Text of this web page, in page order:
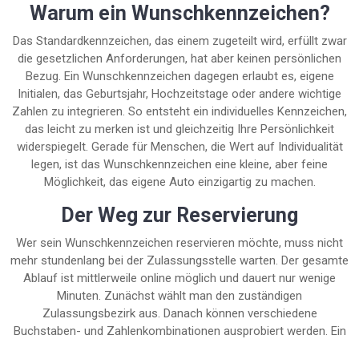
Warum ein Wunschkennzeichen?
Das Standardkennzeichen, das einem zugeteilt wird, erfüllt zwar
die gesetzlichen Anforderungen, hat aber keinen persönlichen
Bezug. Ein Wunschkennzeichen dagegen erlaubt es, eigene
Initialen, das Geburtsjahr, Hochzeitstage oder andere wichtige
Zahlen zu integrieren. So entsteht ein individuelles Kennzeichen,
das leicht zu merken ist und gleichzeitig Ihre Persönlichkeit
widerspiegelt. Gerade für Menschen, die Wert auf Individualität
legen, ist das Wunschkennzeichen eine kleine, aber feine
Möglichkeit, das eigene Auto einzigartig zu machen.
Der Weg zur Reservierung
Wer sein Wunschkennzeichen reservieren möchte, muss nicht
mehr stundenlang bei der Zulassungsstelle warten. Der gesamte
Ablauf ist mittlerweile online möglich und dauert nur wenige
Minuten. Zunächst wählt man den zuständigen
Zulassungsbezirk aus. Danach können verschiedene
Buchstaben- und Zahlenkombinationen ausprobiert werden. Ein